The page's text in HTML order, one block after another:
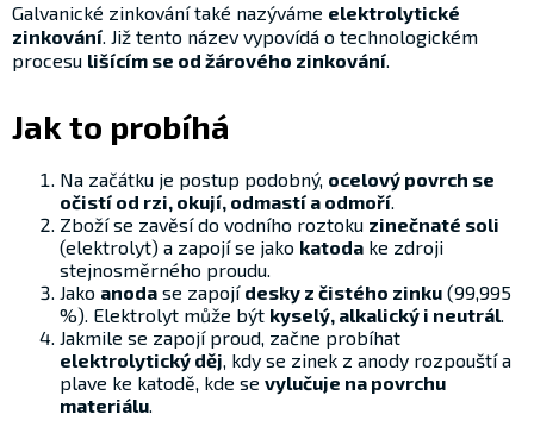
Galvanické zinkování také nazýváme elektrolytické
zinkování. Již tento název vypovídá o technologickém
procesu lišícím se od žárového zinkování.
Jak to probíhá
Na začátku je postup podobný, ocelový povrch se
očistí od rzi, okují, odmastí a odmoří.
Zboží se zavěsí do vodního roztoku zinečnaté soli
(elektrolyt) a zapojí se jako katoda ke zdroji
stejnosměrného proudu.
Jako anoda se zapojí desky z čistého zinku (99,995
%). Elektrolyt může být kyselý, alkalický i neutrál.
Jakmile se zapojí proud, začne probíhat
elektrolytický děj, kdy se zinek z anody rozpouští a
plave ke katodě, kde se vylučuje na povrchu
materiálu.